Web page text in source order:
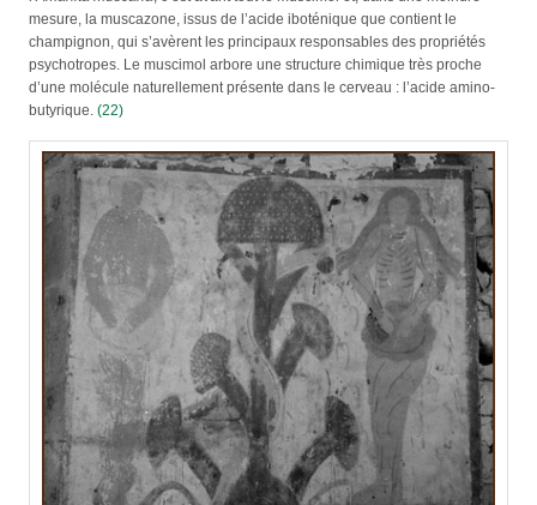
mesure, la muscazone, issus de l’acide iboténique que contient le
champignon, qui s’avèrent les principaux responsables des propriétés
psychotropes. Le muscimol arbore une structure chimique très proche
d’une molécule naturellement présente dans le cerveau : l’acide amino-
butyrique. (22)